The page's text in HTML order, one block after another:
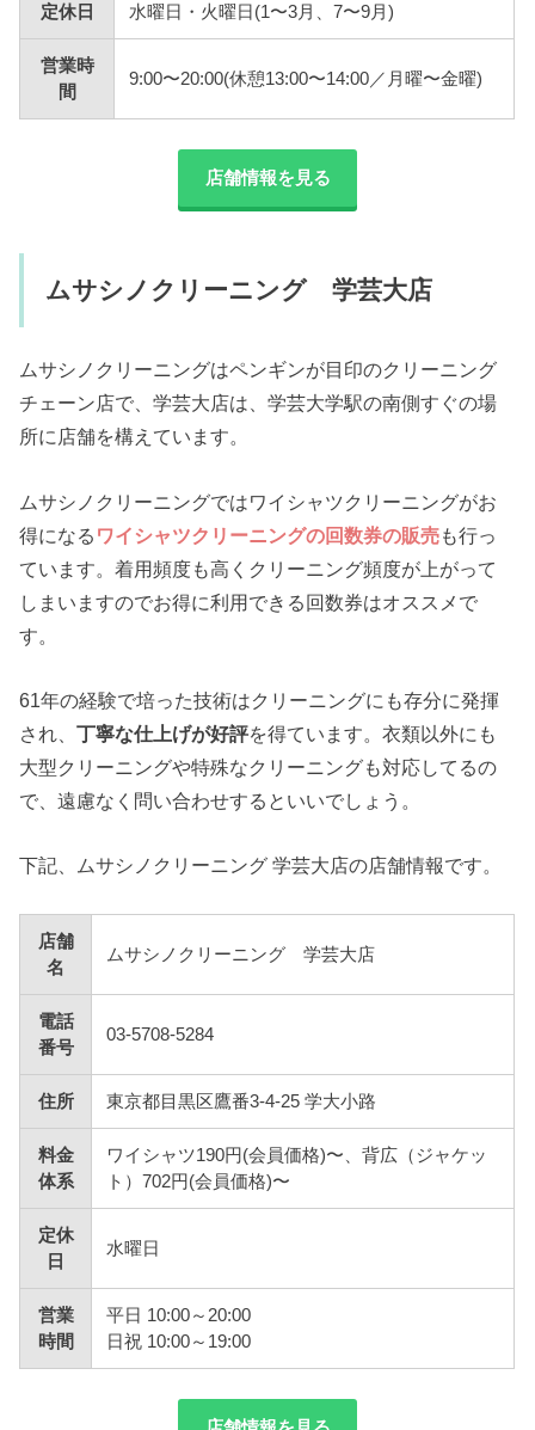
定休日 水曜日・火曜日(1〜3月、7〜9月)
営業時
間
9:00〜20:00(休憩13:00〜14:00／月曜〜金曜)
店舗情報を見る
ムサシノクリーニング 学芸大店
ムサシノクリーニングはペンギンが目印のクリーニング
チェーン店で、学芸大店は、学芸大学駅の南側すぐの場
所に店舗を構えています。
ムサシノクリーニングではワイシャツクリーニングがお
得になる ワイシャツクリーニングの回数券の販売も行っ
ています。着用頻度も高くクリーニング頻度が上がって
しまいますのでお得に利用できる回数券はオススメで
す。
61年の経験で培った技術はクリーニングにも存分に発揮
され、丁寧な仕上げが好評を得ています。衣類以外にも
大型クリーニングや特殊なクリーニングも対応してるの
で、遠慮なく問い合わせするといいでしょう。
下記、ムサシノクリーニング 学芸大店の店舗情報です。
店舗
名
ムサシノクリーニング 学芸大店
電話
番号
03-5708-5284
住所 東京都目黒区鷹番3-4-25 学大小路
料金
体系
ワイシャツ190円(会員価格)〜、背広（ジャケッ
ト）702円(会員価格)〜
定休
日
水曜日
営業
時間
平日 10:00～20:00
日祝 10:00～19:00